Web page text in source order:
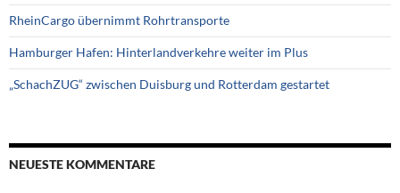
RheinCargo übernimmt Rohrtransporte
Hamburger Hafen: Hinterlandverkehre weiter im Plus
„SchachZUG“ zwischen Duisburg und Rotterdam gestartet
NEUESTE KOMMENTARE